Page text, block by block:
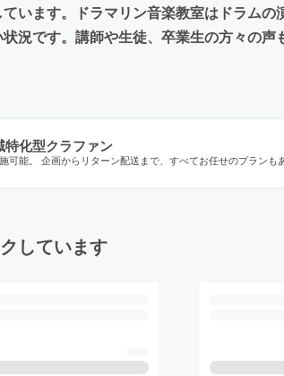
います。ドラマリン音楽教室はドラム
況です。講師や生徒、卒業生の方々の
特化型クラファン
可能。 企画からリターン配送まで、すべてお任せのプランも
しています